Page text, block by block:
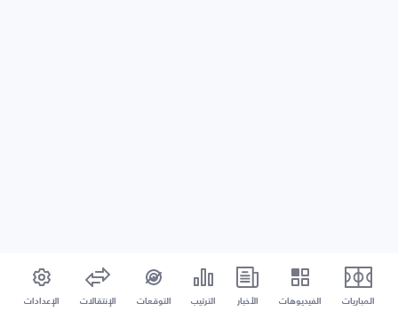
المباريات الفيديوهات الأخبار الترتيب التوقعات الإنتقالات الإعدادات